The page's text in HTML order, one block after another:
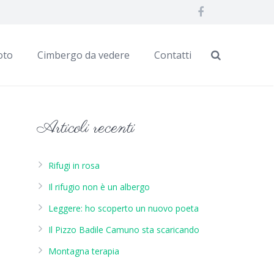
Cimbergo da vedere Contatti
Articoli recenti
Rifugi in rosa
Il rifugio non è un albergo
Leggere: ho scoperto un nuovo poeta
Il Pizzo Badile Camuno sta scaricando
Montagna terapia